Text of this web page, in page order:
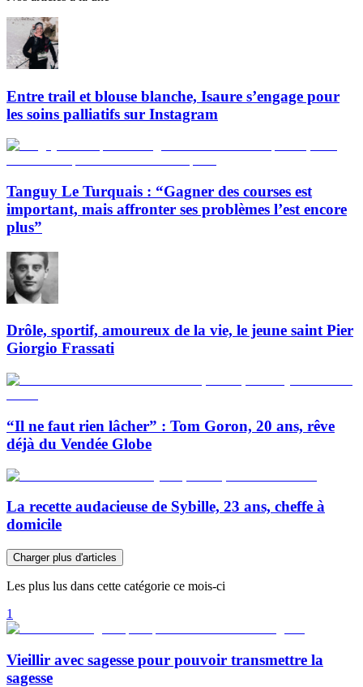
Entre trail et blouse blanche, Isaure s’engage pour
les soins palliatifs sur Instagram
Tanguy Le Turquais : “Gagner des courses est
important, mais affronter ses problèmes l’est encore
plus”
Drôle, sportif, amoureux de la vie, le jeune saint Pier
Giorgio Frassati
“Il ne faut rien lâcher” : Tom Goron, 20 ans, rêve
déjà du Vendée Globe
La recette audacieuse de Sybille, 23 ans, cheffe à
domicile
Charger plus d'articles
Les plus lus dans cette catégorie ce mois-ci
1
Vieillir avec sagesse pour pouvoir transmettre la
sagesse